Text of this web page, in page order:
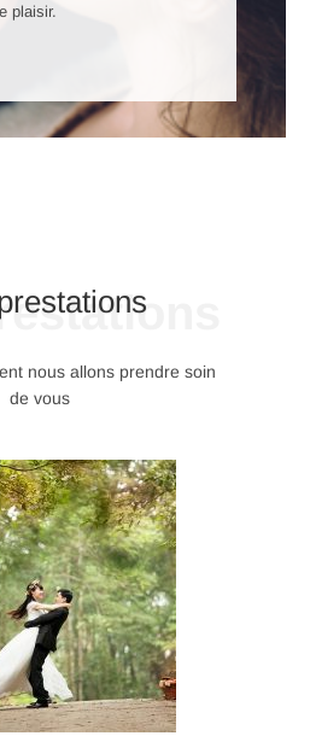
plaisir.
nous allons prendre soin
de vous